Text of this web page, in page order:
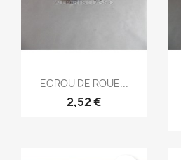
Aperçu rapide
ECROU DE ROUE...
2,52 €